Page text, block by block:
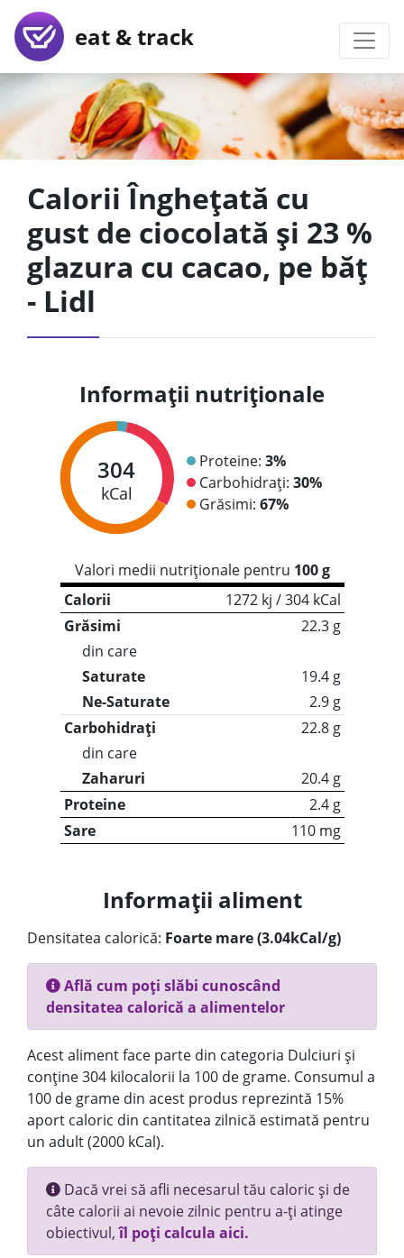
eat & track
Calorii Înghețată cu
gust de ciocolată și 23 %
glazura cu cacao, pe băț
- Lidl
Informații nutriționale
304
kCal
Proteine: 3%
Carbohidrați: 30%
Grăsimi: 67%
Valori medii nutriționale pentru 100 g
Calorii
1272 kj / 304 kCal
Grăsimi
22.3 g
din care
Saturate
19.4 g
Ne-Saturate
2.9 g
Carbohidrați
22.8 g
din care
Zaharuri
20.4 g
Proteine
2.4 g
Sare
110 mg
Informații aliment
Densitatea calorică: Foarte mare (3.04kCal/g)
Află cum poți slăbi cunoscând
densitatea calorică a alimentelor
Acest aliment face parte din categoria Dulciuri și
conține 304 kilocalorii la 100 de grame. Consumul a
100 de grame din acest produs reprezintă 15%
aport caloric din cantitatea zilnică estimată pentru
un adult (2000 kCal).
Dacă vrei să afli necesarul tău caloric și de
câte calorii ai nevoie zilnic pentru a-ți atinge
obiectivul,îl poți calcula aici.